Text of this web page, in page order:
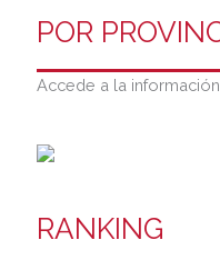
POR
Accede a la
RANKING